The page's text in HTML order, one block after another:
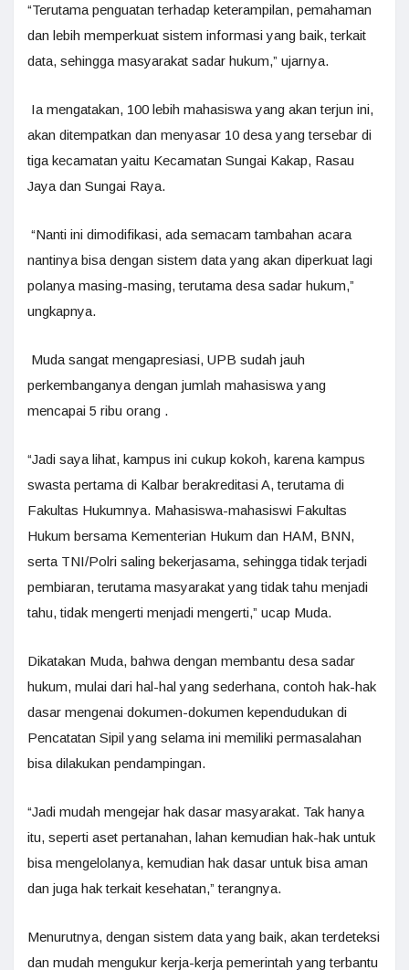
“Terutama penguatan terhadap keterampilan, pemahaman
dan lebih memperkuat sistem informasi yang baik, terkait
data, sehingga masyarakat sadar hukum,” ujarnya.
Ia mengatakan, 100 lebih mahasiswa yang akan terjun ini,
akan ditempatkan dan menyasar 10 desa yang tersebar di
tiga kecamatan yaitu Kecamatan Sungai Kakap, Rasau
Jaya dan Sungai Raya.
“Nanti ini dimodifikasi, ada semacam tambahan acara
nantinya bisa dengan sistem data yang akan diperkuat lagi
polanya masing-masing, terutama desa sadar hukum,”
ungkapnya.
Muda sangat mengapresiasi, UPB sudah jauh
perkembanganya dengan jumlah mahasiswa yang
mencapai 5 ribu orang .
“Jadi saya lihat, kampus ini cukup kokoh, karena kampus
swasta pertama di Kalbar berakreditasi A, terutama di
Fakultas Hukumnya. Mahasiswa-mahasiswi Fakultas
Hukum bersama Kementerian Hukum dan HAM, BNN,
serta TNI/Polri saling bekerjasama, sehingga tidak terjadi
pembiaran, terutama masyarakat yang tidak tahu menjadi
tahu, tidak mengerti menjadi mengerti,” ucap Muda.
Dikatakan Muda, bahwa dengan membantu desa sadar
hukum, mulai dari hal-hal yang sederhana, contoh hak-hak
dasar mengenai dokumen-dokumen kependudukan di
Pencatatan Sipil yang selama ini memiliki permasalahan
bisa dilakukan pendampingan.
“Jadi mudah mengejar hak dasar masyarakat. Tak hanya
itu, seperti aset pertanahan, lahan kemudian hak-hak untuk
bisa mengelolanya, kemudian hak dasar untuk bisa aman
dan juga hak terkait kesehatan,” terangnya.
Menurutnya, dengan sistem data yang baik, akan terdeteksi
dan mudah mengukur kerja-kerja pemerintah yang terbantu